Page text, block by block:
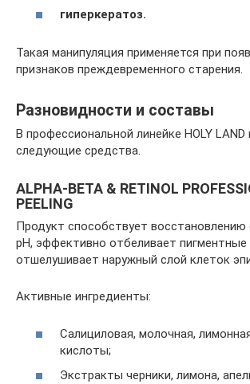
гиперкератоз.
Такая манипуляция применяется при
признаков преждевременного старения.
Разновидности и составы
В профессиональной линейке HOLY
следующие средства.
ALPHA-BETA & RETINOL
PEELING
Продукт способствует восстановлению
рH, эффективно отбеливает пигментные
отшелушивает наружный слой клеток
Активные ингредиенты:
Салициловая, молочная,
кислоты;
Экстракты черники, лимона,